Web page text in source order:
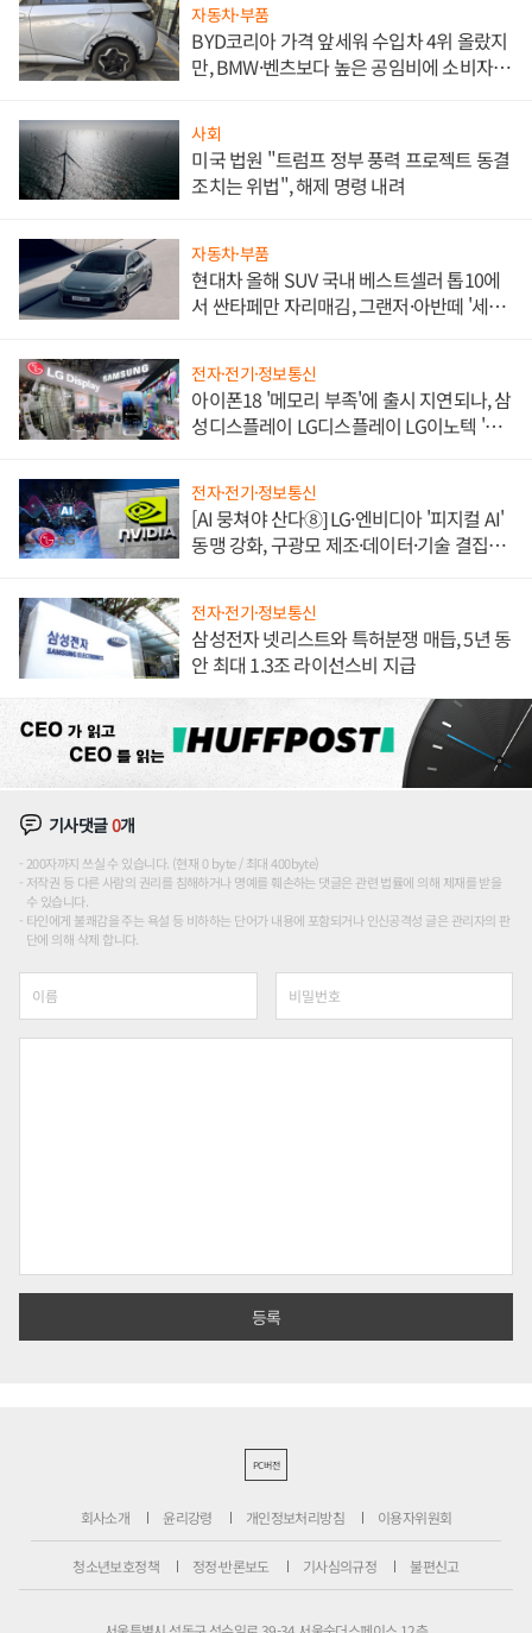
자동차·부품
BYD코리아 가격 앞세워 수입차 4위 올랐지
만, BMW·벤츠보다 높은 공임비에 소비자
사회
미국 법원 "트럼프 정부 풍력 프로젝트 동결
조치는 위법", 해제 명령 내려
자동차·부품
현대차 올해 SUV 국내 베스트셀러 톱10에
서 싼타페만 자리매김, 그랜저·아반떼 '세단
전자·전기·정보통신
아이폰18 '메모리 부족'에 출시 지연되나, 삼
성디스플레이 LG디스플레이 LG이노텍 '탈
전자·전기·정보통신
[AI 뭉쳐야 산다⑧] LG·엔비디아 '피지컬 AI'
동맹 강화, 구광모 제조·데이터·기술 결집
전자·전기·정보통신
삼성전자 넷리스트와 특허분쟁 매듭, 5년 동
안 최대 1.3조 라이선스비 지급
기사댓글0개
200자까지 쓰실 수 있습니다. (현재 0 byte / 최대 400byte)
저작권 등 다른 사람의 권리를 침해하거나 명예를 훼손하는 댓글은 관련 법률에 의해 제재를 받을
수 있습니다.
타인에게 불쾌감을 주는 욕설 등 비하하는 단어가 내용에 포함되거나 인신공격성 글은 관리자의 판
단에 의해 삭제 합니다.
PC버전
회사소개 윤리강령 개인정보처리방침 이용자위원회
청소년보호정책 정정·반론보도 기사심의규정 불편신고